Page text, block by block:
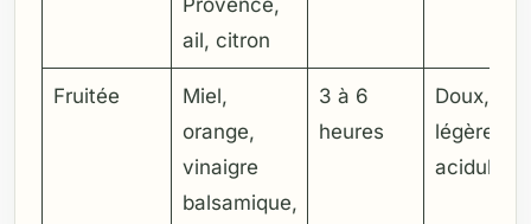
ail, citron
Fruitée
Miel,
orange,
vinaigre
balsamique,
3 à 6
heures
Doux,
acidulé